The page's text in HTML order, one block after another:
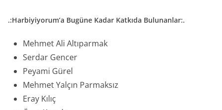
.:Harbiyiyorum’a Bugüne Kadar Katkıda Bulunanlar:.
Mehmet Ali Altıparmak
Serdar Gencer
Peyami Gürel
Mehmet Yalçın Parmaksız
Eray Kılıç